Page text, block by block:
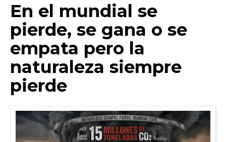
En el mundial se
pierde, se gana o se
empata pero la
naturaleza siempre
pierde